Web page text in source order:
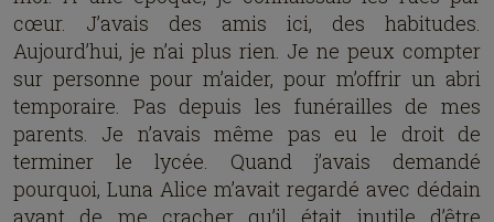
cœur. J’avais des amis ici, des habitudes.
Aujourd’hui, je n’ai plus rien. Je ne peux compter
sur personne pour m’aider, pour m’offrir un abri
temporaire. Pas depuis les funérailles de mes
parents. Je n’avais même pas eu le droit de
terminer le lycée. Quand j’avais demandé
pourquoi, Luna Alice m’avait regardé avec dédain
avant de me cracher qu’il était inutile d’être